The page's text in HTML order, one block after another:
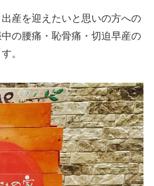
産を迎えたいと思いの方への
の腰痛・恥骨痛・切迫早産の
。